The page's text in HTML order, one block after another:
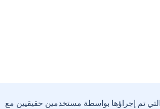
تم إجراؤها بواسطة مستخدمين حقيقيين مع